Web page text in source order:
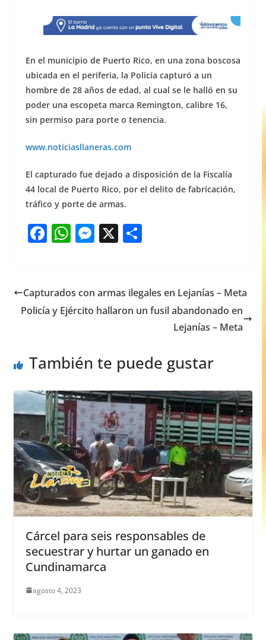
e
b
o
o
k
s
A
p
p
e
n
g
er
e
En el municipio de Puerto Rico, en una zona boscosa
ubicada en el periferia, la Policía capturó a un
hombre de 28 años de edad, al cual se le halló en su
poder una escopeta marca Remington, calibre 16,
sin permiso para porte o tenencia.
www.noticiasllaneras.com
El capturado fue dejado a disposición de la Fiscalía
44 local de Puerto Rico, por el delito de fabricación,
tráfico y porte de armas.
F
e
b
k
W
s
A
M
e
n
X S
e
Capturados con armas ilegales en Lejanías – Meta
Policía y Ejército hallaron un fusil abandonado en
Lejanías – Meta
También te puede gustar
Cárcel para seis responsables de
secuestrar y hurtar un ganado en
Cundinamarca
agosto 4, 2023